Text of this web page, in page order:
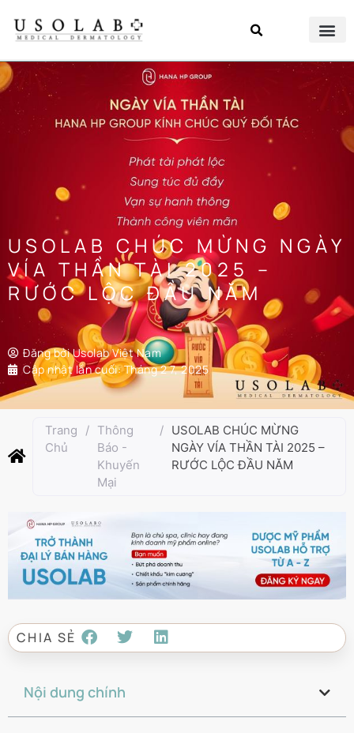
USOLAB CHÚC MỪNG NGÀY
VÍA THẦN TÀI 2025 –
RƯỚC LỘC ĐẦU NĂM
Đăng bởiUsolab Việt Nam
Cập nhật lần cuối:Tháng 2 7, 2025
Trang
Chủ
/ Thông
Báo -
Khuyến
Mại
/ USOLAB CHÚC MỪNG
NGÀY VÍA THẦN TÀI 2025 –
RƯỚC LỘC ĐẦU NĂM
CHIA SẺ
Nội dung chính